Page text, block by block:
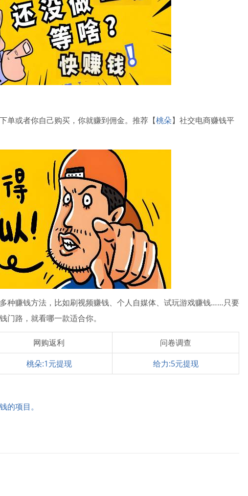
单或者你自己购买，你就赚到佣金。推荐【桃朵】社交电商赚钱平
种赚钱方法，比如刷视频赚钱、个人自媒体、试玩游戏赚钱……只要
门路，就看哪一款适合你。
网购返利
问卷调查
桃朵:1元提现 给力:5元提现
的项目。